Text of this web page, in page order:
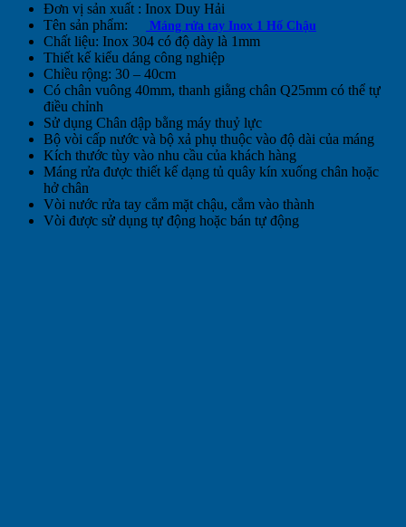
Đơn vị sản xuất : Inox Duy Hải
Tên sản phẩm:
Máng rửa tay Inox 1 Hố Chậu
Chất liệu: Inox 304 có độ dày là 1mm
Thiết kế kiểu dáng công nghiệp
Chiều rộng: 30 – 40cm
Có chân vuông 40mm, thanh giằng chân Q25mm có thể tự
điều chỉnh
Sử dụng Chân dập bằng máy thuỷ lực
Bộ vòi cấp nước và bộ xả phụ thuộc vào độ dài của máng
Kích thước tùy vào nhu cầu của khách hàng
Máng rửa được thiết kế dạng tủ quây kín xuống chân hoặc
hở chân
Vòi nước rửa tay cắm mặt chậu, cắm vào thành
Vòi được sử dụng tự động hoặc bán tự động